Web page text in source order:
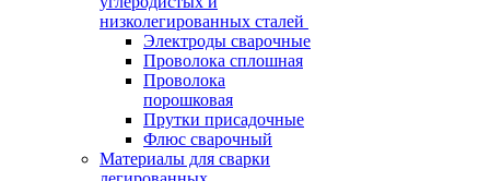
низколегированных сталей
Электроды сварочные
Проволока сплошная
Проволока
порошковая
Прутки присадочные
Флюс сварочный
Материалы для сварки